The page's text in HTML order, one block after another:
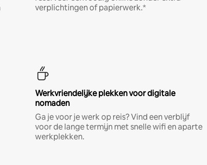
verplichtingen of papierwerk.*
Werkvriendelijke plekken voor digitale
nomaden
Ga je voor je werk op reis? Vind een verblijf
voor de lange termijn met snelle wifi en aparte
werkplekken.